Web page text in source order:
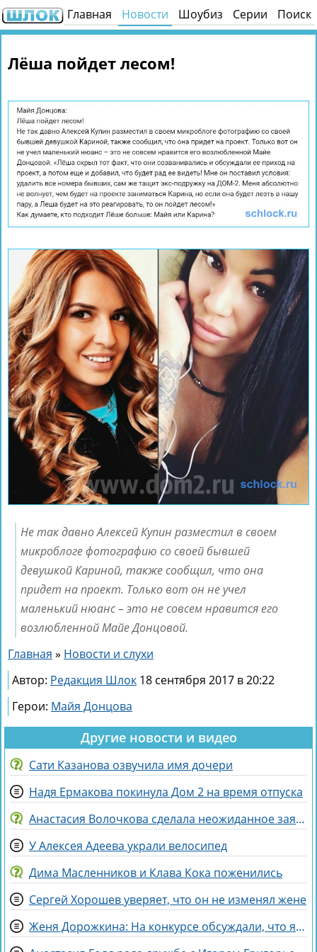
Главная Новости Шоубиз Серии Поиск
Лёша пойдет лесом!
Не так давно Алексей Купин разместил в своем
микроблоге фотографию со своей бывшей
девушкой Кариной, также сообщил, что она
придет на проект. Только вот он не учел
маленький нюанс – это не совсем нравится его
возлюбленной Майе Донцовой.
Главная » Новости и слухи
Автор: Редакция Шлок 18 сентября 2017 в 20:22
Герои: Майя Донцова
Другие новости и видео
Сати Казанова озвучила имя дочери
Надя Ермакова покинула Дом 2 на время отпуска
Анастасия Волочкова сделала неожиданное заявление о дочери
У Алексея Адеева украли велосипед
Дима Масленников и Клава Кока поженились
Сергей Хорошев уверяет, что он не изменял жене
Женя Дорожкина: На конкурсе обсуждали, что я злая и мстительная